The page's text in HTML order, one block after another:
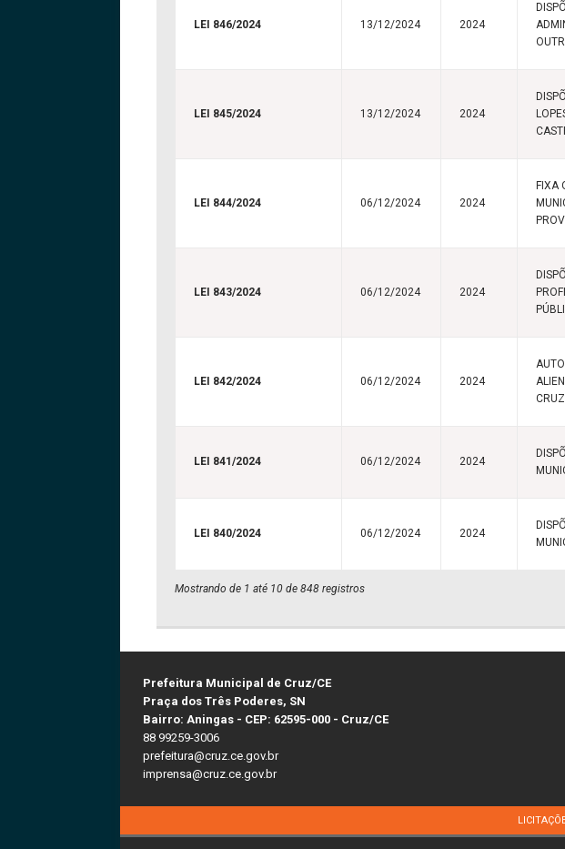
LEI 846/2024 13/12/2024 2024
LEI 845/2024 13/12/2024 2024
LEI 844/2024 06/12/2024 2024
FIXA
LEI 843/2024 06/12/2024 2024
LEI 842/2024 06/12/2024 2024
LEI 841/2024 06/12/2024 2024
LEI 840/2024 06/12/2024 2024
Mostrando de 1 até 10 de 848 registros
Prefeitura Municipal de Cruz/CE
Praça dos Três Poderes, SN
Bairro: Aningas - CEP: 62595-000 - Cruz/CE
88 99259-3006
prefeitura@cruz.ce.gov.br
imprensa@cruz.ce.gov.br